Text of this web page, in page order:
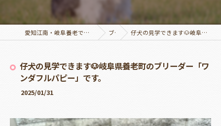
愛知江南・岐阜養老でブリーダーなら実績豊富なワンダフルパピー ブログ 仔犬の見学できます🐶岐阜県養老町のブリーダー「ワンダフルパピー」です。
仔犬の見学できます🐶岐阜県養老町のブリーダー「ワ
ンダフルパピー」です。
2025/01/31